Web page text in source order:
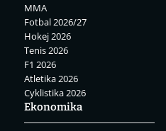
MMA
Fotbal 2026/27
Hokej 2026
Tenis 2026
F1 2026
Atletika 2026
Cyklistika 2026
Ekonomika